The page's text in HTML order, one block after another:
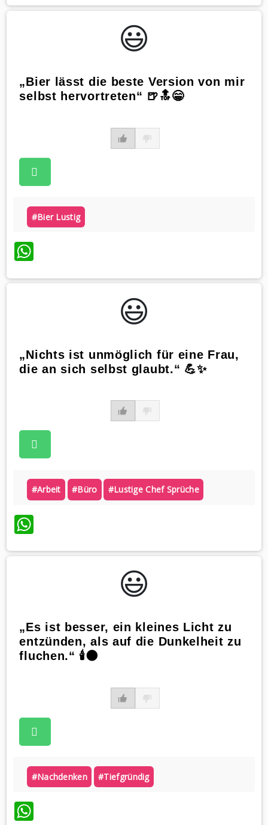
😃️
„Bier lässt die beste Version von mir
selbst hervortreten“ 🍺🔝😁
#bier Lustig
WhatsApp
😃️
„Nichts ist unmöglich für eine Frau,
die an sich selbst glaubt.“ 💪✨
#arbeit #büro #lustige Chef Sprüche
WhatsApp
😃️
„Es ist besser, ein kleines Licht zu
entzünden, als auf die Dunkelheit zu
fluchen.“ 🕯️🌑
#nachdenken #tiefgründig
WhatsApp